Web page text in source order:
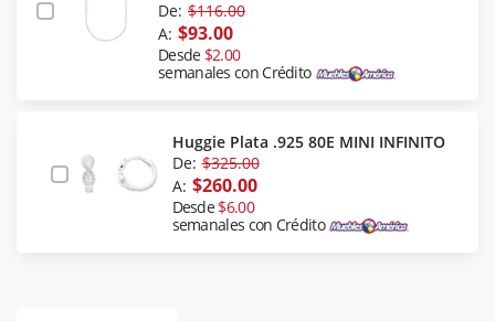
De: $116.00
A: $93.00
Desde $2.00
semanales con Crédito
Huggie Plata .925 80E MINI INFINITO
De: $325.00
A: $260.00
Desde$6.00
semanales con Crédito